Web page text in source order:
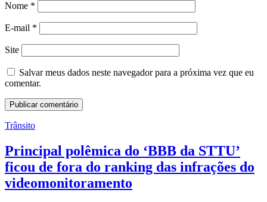
Nome *
E-mail *
Site
Salvar meus dados neste navegador para a próxima vez que eu
comentar.
Trânsito
Principal polêmica do ‘BBB da STTU’
ficou de fora do ranking das infrações do
videomonitoramento